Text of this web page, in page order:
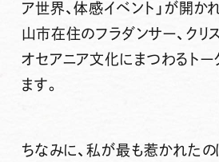
ア世界、体感イベント」が開か
山市在住のフラダンサー、クリ
オセアニア文化にまつわるトー
ます。
ちなみに、私が最も惹かれたの